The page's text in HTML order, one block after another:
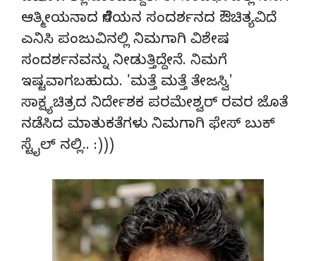
ಆತ್ಮೀಯನಾದ ಗೆಳೆಯನ ಸಂದರ್ಶನದ ಔಚಿತ್ಯವಿದೆ
ಎನಿಸಿ ಪಂಜುವಿನಲ್ಲಿ ನಿಮಗಾಗಿ ವಿಶೇಷ
ಸಂದರ್ಶನವನ್ನು ನೀಡುತ್ತಿದ್ದೇನೆ. ನಿಮಗೆ
ಇಷ್ಟವಾಗಬಹುದು. 'ಮತ್ತೆ ಮತ್ತೆ ತೇಜಸ್ವಿ'
ಸಾಕ್ಷ್ಯಚಿತ್ರದ ನಿರ್ದೇಶಕ ಪರಮೇಶ್ವರ್ ರವರ ಜೊತೆ
ನಡೆಸಿದ ಮಾತುಕತೆಗಳು ನಿಮಗಾಗಿ ಫೇಸ್ ಬುಕ್
ಸ್ಟೈಲ್ ನಲ್ಲಿ.. :)))